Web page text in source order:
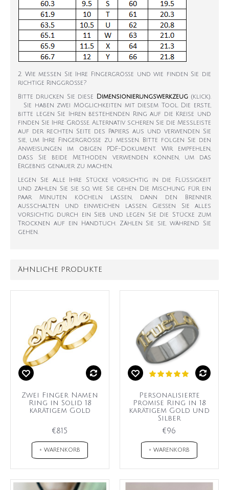
2. Wie messen Sie Ihre Fingergröße und wie finden Sie die
richtige Ringgröße?
Bitte drucken Sie diese Dimensionierungswerkzeug (klick).
Sie haben zwei Möglichkeiten mit diesem Tool. Die erste,
bitte legen Sie Ihren bestehenden Ring auf die Kreise und
finden Sie Ihre Größe. Alternativ scheren Sie die Messleiste
auf der rechten Seite des Papiers aus und verwenden Sie
sie, um Ihre Fingergröße zu messen. Bitte folgen Sie den
Anweisungen im obigen PDF-Dokument. Wir empfehlen,
dass Sie beide Methoden verwenden können, um das
Ergebnis genauer zu machen.
Legen Sie alle Ihre Stücke vorsichtig in die Flüssigkeit
und zählen Sie sie so, wie Sie gehen. Die Mischung für ein
paar Minuten köcheln lassen, dann den Brenner
ausschalten und einweichen lassen. Gießen Sie alles
vorsichtig durch ein Sieb und legen Sie die Stücke zum
Trocknen auf ein Handtuch. Zählen Sie sie, während Sie
gehen.
ÄHNLICHE PRODUKTE
Zwei Finger Namen
Ring in Solid 18
karätigem Gold
€815
+ WARENKORB
Personalisierte
Promise Ring in 18
karätigem Gold und
Silber
€96
+ WARENKORB